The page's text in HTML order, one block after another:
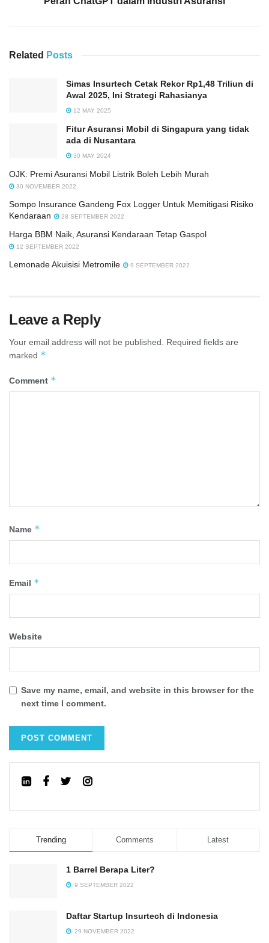
Related Posts
Simas Insurtech Cetak Rekor Rp1,48 Triliun di
Awal 2025, Ini Strategi Rahasianya
12 MAY 2025
Fitur Asuransi Mobil di Singapura yang tidak
ada di Nusantara
30 MAY 2024
OJK: Premi Asuransi Mobil Listrik Boleh Lebih Murah
30 NOVEMBER 2022
Sompo Insurance Gandeng Fox Logger Untuk Memitigasi Risiko
Kendaraan
28 SEPTEMBER 2022
Harga BBM Naik, Asuransi Kendaraan Tetap Gaspol
12 SEPTEMBER 2022
Lemonade Akuisisi Metromile 9 SEPTEMBER 2022
Leave a Reply
Your email address will not be published.
Required fields are
marked *
Comment *
Name *
Email *
Website
Save my name, email, and website in this browser for the
next time I comment.
Trending Comments Latest
1 Barrel Berapa Liter?
9 SEPTEMBER 2022
Daftar Startup Insurtech di Indonesia
29 NOVEMBER 2022